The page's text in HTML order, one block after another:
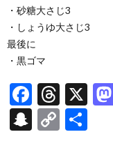
・砂糖大さじ3
・しょうゆ大さじ3
最後に
・黒ゴマ
F
ac
e
T
hr
ea
X
S
C